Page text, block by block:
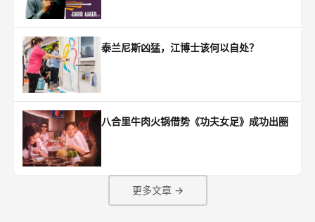
泰兰尼斯凶猛，江博士该何以自处？
八合里牛肉火锅借势《功夫女足》成功出圈
更多文章 →